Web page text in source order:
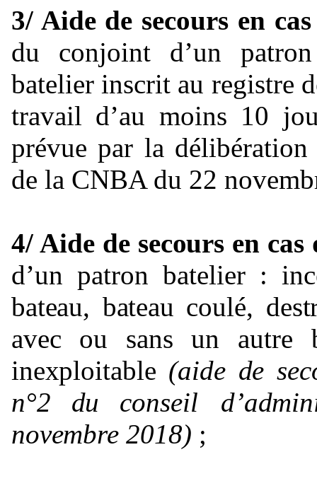
3/ Aide de secours en
du conjoint d’un
batelier inscrit au registre
travail d’au moins 10
prévue par la
de la CNBA du 22
4/ Aide de secours en
d’un patron batelier :
bateau, bateau coulé,
avec
ou sans un autre
inexploitable (aide de
n°2
du conseil
novembre 2018) ;